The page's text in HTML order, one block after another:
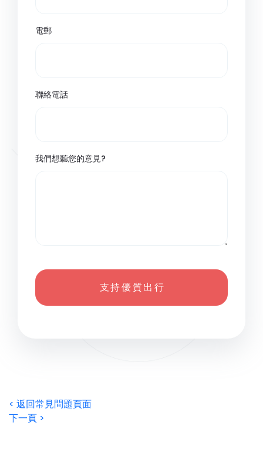
電郵
聯絡電話
我們想聽您的意見?
支 持 優 質 出 行
< 返回常見問題頁面
下一頁 >